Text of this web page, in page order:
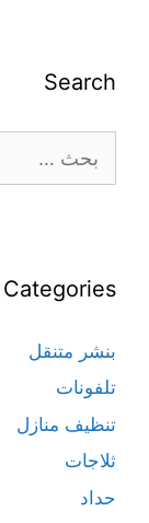
Search
Categories
بنشر متنقل
تلفونات
تنظيف منازل
ثلاجات
حداد